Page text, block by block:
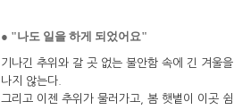
● "나도 일을 하게 되었어요"
기나긴 추위와 갈 곳 없는 불안함 속에 긴 겨울
나지 않는다.
그리고 이젠 추위가 물러가고, 봄 햇볕이 이곳